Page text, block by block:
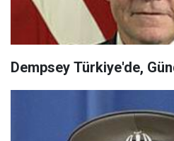
Dempsey Türkiye'de,